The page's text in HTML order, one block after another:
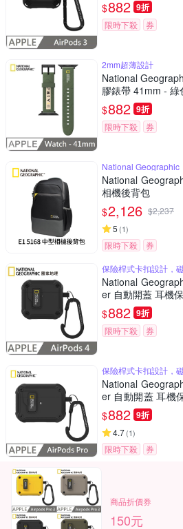
$882 9折
限時下殺 券
2mm超薄設計
National
膠錶帶 41mm - 綠
$882 9折
限時下殺 券
National Geographic
National
相機後背包
$2,126 $2,237
5 (1)
限時下殺
券
保險桿式卡扣設計，
National
er 自動開蓋 耳機
$882 9折
限時下殺 券
保險桿式卡扣設計，
National
er 自動開蓋 耳機
色
$882 9折
4.7(1)
限時下殺 券
商品折價券
150元